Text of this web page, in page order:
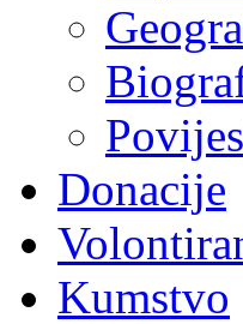
Donacije
Kumstvo